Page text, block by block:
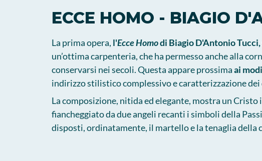
ECCE HOMO - BIAGIO
La prima opera, l'Ecce Homodi Biagio D'Antonio Tucci,
un’ottima carpenteria, che ha permesso anche alla
conservarsi nei secoli. Questa appare prossimaai
indirizzo stilistico complessivo e caratterizzazione
La composizione, nitida ed elegante, mostra un
fiancheggiato da due angeli recanti i simboli della
disposti, ordinatamente, il martello e la tenaglia della